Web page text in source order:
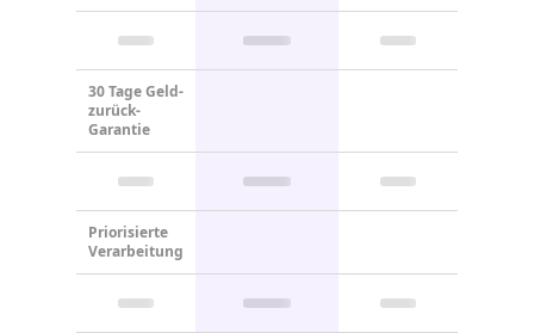
30 Tage Geld-
zurück-
Garantie
Priorisierte
Verarbeitung